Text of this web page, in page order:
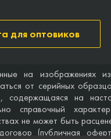
для оптовиков
на изображениях
от серийных
содержащаяся на
справочный
не может быть
(публичная